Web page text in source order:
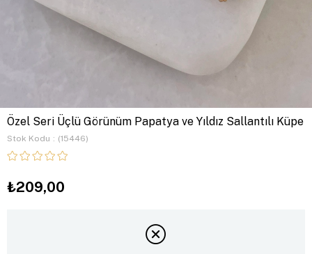
Özel Seri Üçlü Görünüm Papatya ve Yıldız Sallantılı Küpe
Stok Kodu (15446)
₺209,00